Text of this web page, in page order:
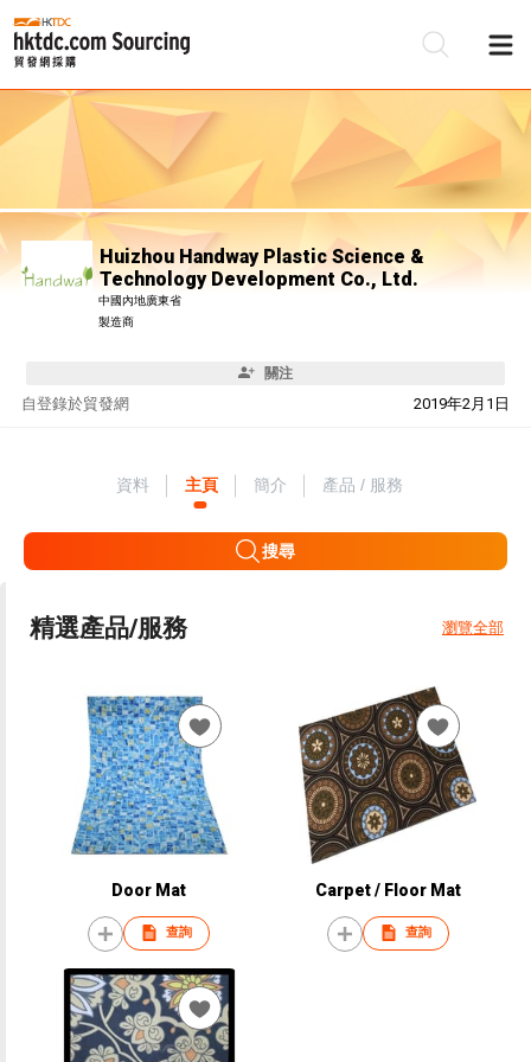
Huizhou Handway Plastic Science &
Technology Development Co., Ltd.
中國內地廣東省
製造商
關注
自 2019年2月1日
登錄於貿發網
資料 主頁 簡介 產品 / 服務
搜尋
精選產品/服務 瀏覽全部
Door Mat
查詢
Carpet / Floor Mat
查詢